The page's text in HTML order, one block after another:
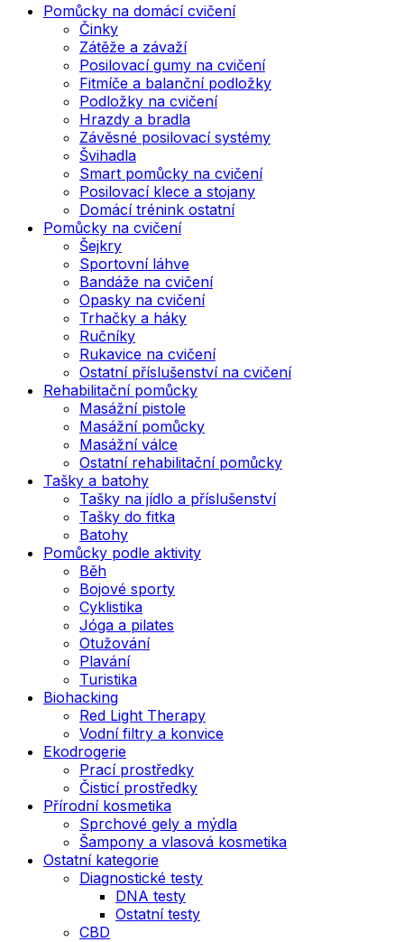
Pomůcky na domácí cvičení
Činky
Zátěže a závaží
Posilovací gumy na cvičení
Fitmíče a balanční podložky
Podložky na cvičení
Hrazdy a bradla
Závěsné posilovací systémy
Švihadla
Smart pomůcky na cvičení
Posilovací klece a stojany
Domácí trénink ostatní
Pomůcky na cvičení
Šejkry
Sportovní láhve
Bandáže na cvičení
Opasky na cvičení
Trhačky a háky
Ručníky
Rukavice na cvičení
Ostatní příslušenství na cvičení
Rehabilitační pomůcky
Masážní pistole
Masážní pomůcky
Masážní válce
Ostatní rehabilitační pomůcky
Tašky a batohy
Tašky na jídlo a příslušenství
Tašky do fitka
Batohy
Pomůcky podle aktivity
Běh
Bojové sporty
Cyklistika
Jóga a pilates
Otužování
Plavání
Turistika
Biohacking
Red Light Therapy
Vodní filtry a konvice
Ekodrogerie
Prací prostředky
Čisticí prostředky
Přírodní kosmetika
Sprchové gely a mýdla
Šampony a vlasová kosmetika
Ostatní kategorie
Diagnostické testy
DNA testy
Ostatní testy
CBD